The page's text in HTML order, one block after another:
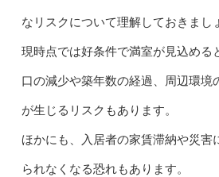
なリスクについて理解しておきまし
現時点では好条件で満室が見込める
口の減少や築年数の経過、周辺環境
が生じるリスクもあります。
ほかにも、入居者の家賃滞納や災害
られなくなる恐れもあります。